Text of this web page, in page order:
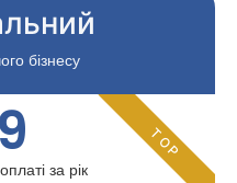
бізнесу
TOP
за рік